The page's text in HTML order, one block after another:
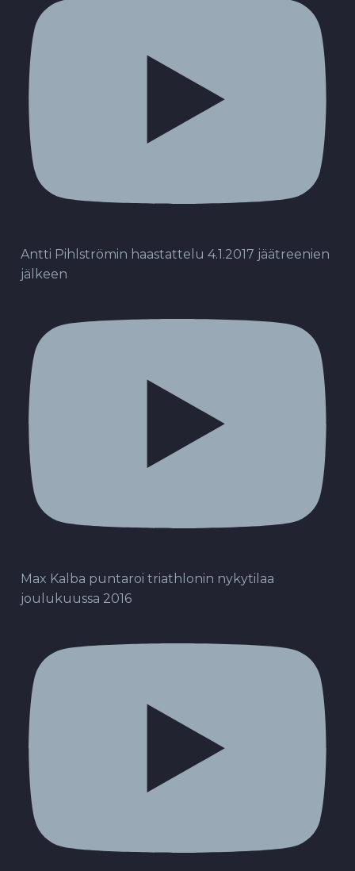
Antti Pihlströmin haastattelu 4.1.2017 jäätreenien
jälkeen
Max Kalba puntaroi triathlonin nykytilaa
joulukuussa 2016